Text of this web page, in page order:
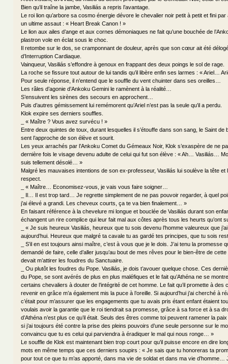
Bien qu’il traîne la jambe, Vasiliás a repris l’avantage.
Le roi lion qu’arbore sa cosmo énergie dévore le chevalier noir petit à petit et fini
un ultime assaut : « Heart Break Canon ! »
Le lion aux ailes d’ange et aux cornes démoniaques ne fait qu’une bouchée de
plastron vole en éclat sous le choc.
Il retombe sur le dos, se cramponnant de douleur, après que son cœur ait été
d’Interruption Cardiaque.
Vainqueur, Vasiliás s’effondre à genoux en frappant des deux poings le sol de rage.
La roche se fissure tout autour de lui tandis qu’il libère enfin ses larmes : « Ariel…
Pour seule réponse, il n’entend que le souffle du vent chuinter dans ses oreilles…
Les râles d’agonie d’Ankoku Gemini le ramènent à la réalité…
S’ensuivent les sirènes des secours en approchent…
Puis d’autres gémissement lui remémorent qu’Ariel n’est pas la seule qu’il a perdu.
Klok expire ses derniers souffles.
_ « Maître ? Vous avez survécu ! »
Entre deux quintes de toux, durant lesquelles il s’étouffe dans son sang, le Saint de
sent l’approche de son élève et sourit.
Les yeux arrachés par l’Ankoku Comet du Gémeaux Noir, Klok s’exaspère de ne
dernière fois le visage devenu adulte de celui qui fut son élève : « Ah… Vasiliás…
suis tellement désolé… »
Malgré les mauvaises intentions de son ex-professeur, Vasiliás lui soulève la tête et
respect.
_ « Maître… Economisez-vous, je vais vous faire soigner…
_ Il… Il est trop tard… Je regrette simplement de ne pas pouvoir regarder, à quel
j’ai élevé a grandi. Les cheveux courts, ça te va bien finalement… »
En faisant référence à la chevelure mi longue et bouclée de Vasiliás durant son
échangent un rire complice qui leur fait mal aux côtes après tous les heurts qu’ont
_ « Je suis heureux Vasiliás, heureux que tu sois devenu l’homme valeureux que
aujourd’hui. Heureux que malgré ta cavale tu as gardé tes principes, que tu sois
_ S’il en est toujours ainsi maître, c’est à vous que je le dois. J’ai tenu la promesse
demandé de faire, celle d’aller jusqu’au bout de mes rêves pour le bien-être de
devait m’attirer les foudres du Sanctuaire.
_ Ou plutôt les foudres du Pope. Vasiliás, je dois t’avouer quelque chose. Ces
du Pope, se sont avérés de plus en plus maléfiques et le fait qu’Athéna ne se
certains chevaliers à douter de l’intégrité de cet homme. Le fait qu’il promette à des
revenir en grâce m’a également mis la puce à l’oreille. Si aujourd’hui j’ai cherché à
c’était pour m’assurer que les engagements que tu avais pris étant enfant étaient
voulais avoir la garantie que le roi tiendrait sa promesse, grâce à sa force et à sa
d’Athéna n’est plus ce qu’il était. Seuls des êtres comme toi peuvent ramener la
si j’ai toujours été contre la prise des pleins pouvoirs d’une seule personne sur le
convaincu que tu es celui qui parviendra à éradiquer le mal qui nous ronge… »
Le souffle de Klok est maintenant bien trop court pour qu’il puisse encore en dire
mots en même temps que ces derniers soupirs : « Je sais que tu honoreras ta
pour tout ce que tu m’as apporté, dans ma vie de soldat et dans ma vie d’homme…